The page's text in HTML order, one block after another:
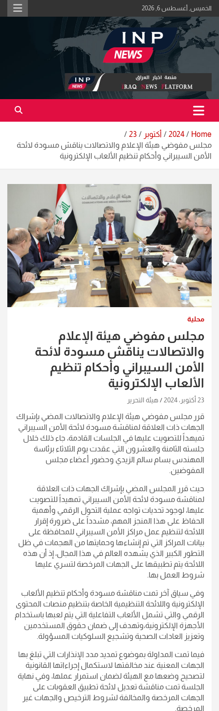
Skip
to
content
الخميس, أغسطس 6, 2026
منصة اخبار العراق
اكبر منصة خبرية في العراق | #الحقيقة_اولاً
Home
2024 أكتوبر
23
مجلس مفوضي هيئة الإعلام والاتصالات يناقش مسودة لائحة
الأمن السيبراني وأحكام تنظيم الألعاب الإلكترونية
محلية
مجلس مفوضي هيئة الإعلام
والاتصالات يناقش مسودة لائحة
الأمن السيبراني وأحكام تنظيم
الألعاب الإلكترونية
23 أكتوبر، 2024 هيئة التحرير
قرر مجلس مفوضي هيئة الإعلام والاتصالات المضي بإشراك
الجهات ذات العلاقة لمناقشة مسودة لائحة الأمن السيبراني
تميهداً للتصويت عليها في الجلسات القادمة، جاء ذلك خلال
جلسته الثامنة والعشرون التي عقدت يوم الثلاثاء برئاسة
المهندس بسام سالم الزيدي وحضور أعضاء مجلس
المفوضين.
حيث قرر المجلس المضي بإشراك الجهات ذات العلاقة
لمناقشة مسودة لائحة الأمن السيبراني تمهيداً للتصويت
عليها، لوجود تحديات تواجه عملية التحول الرقمي وأهمية
الحفاظ على هذا المنجز المهم، مشدداً على ضرورة إقرار
اللائحة لتنظيم عمل مراكز الأمن السيبراني للمحافظة على
بيانات المراكز التي تم إنشاءها وحمايتها من الهجمات في ظل
التطور الكبير الذي يشهده العالم في هذا المجال، إذ أن هذه
اللائحة يتم تطبيقها على الجهات المرخصة لتسري عليها
شروط العمل بها.
وفي سياق آخر تمت مناقشة مسودة وأحكام تنظيم الألعاب
الإلكترونية واللائحة التنظيمية الخاصة بتنظيم منصات المحتوى
الرقمي والتي تشمل الألعاب التفاعلية التي يتم لعبها باستخدام
الأجهزة الإلكترونية،وتهدف إلى ضمان حقوق المستخدمين
وتعزيز العادات الصحية وتشجيع السلوكيات المسؤولة.
فيما تمت المداولة بموضوع تمديد مدد الإنذارات التي تبلغ بها
الجهات المعنية عند مخالفتها لاستكمال إجراءاتها القانونية
لتصحيح وضعها مع الهيئة لضمان استمرار عملها، وفي نهاية
الجلسة تمت مناقشة تعديل لائحة تطبيق العقوبات على
الجهات المرخصة والمخالفة لشروط الترخيص والجهات غير
المرخصة.